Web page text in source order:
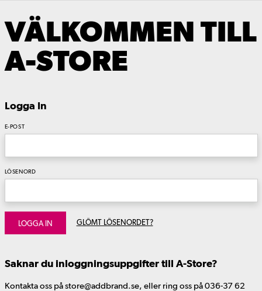
VÄLKOMMEN TILL
A-STORE
Logga In
E-POST
LÖSENORD
LOGGA IN GLÖMT LÖSENORDET?
Saknar du inloggningsuppgifter till A-Store?
Kontakta oss på store@addbrand.se, eller ring oss på 036-37 62